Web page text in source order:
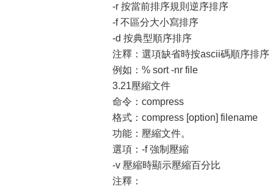
-r 按當前排序規則逆序排序
-f 不區分大小寫排序
-d 按典型順序排序
注釋：選項缺省時按ascii碼順序排序
例如：% sort -nr file
3.21壓縮文件
命令：compress
格式：compress [option] filename
功能：壓縮文件。
選項：-f 強制壓縮
-v 壓縮時顯示壓縮百分比
注釋：